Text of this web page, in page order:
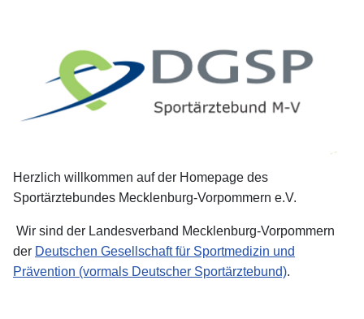
Herzlich willkommen auf der Homepage des
Sportärztebundes Mecklenburg-Vorpommern e.V.
Wir sind der Landesverband Mecklenburg-Vorpommern
der Deutschen Gesellschaft für Sportmedizin und
Prävention (vormals Deutscher Sportärztebund).